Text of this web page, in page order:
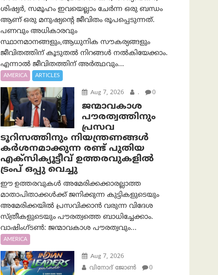
ശിഷ്യർ, സമൂഹം ഇവയെല്ലാം ചേർന്ന ഒരു ബന്ധം
ആണ് ഒരു മനുഷ്യന്റെ ജീവിതം രൂപപ്പെടുന്നത്.
പണവും അധികാരവും
സ്ഥാനമാനങ്ങളും,ആധുനിക സൗകര്യങ്ങളും
ജീവിതത്തിന് കൂടുതൽ നിറങ്ങൾ നൽകിയേക്കാം.
എന്നാൽ ജീവിതത്തിന് അർത്ഥവും...
AMERICA ARTICLES
Aug 7, 2026 . 0
ജന്മാവകാശ
പൗരത്വത്തിനും
പ്രസവ
ടൂറിസത്തിനും നിയന്ത്രണങ്ങൾ
കർശനമാക്കുന്ന രണ്ട് പുതിയ
എക്സിക്യൂട്ടീവ് ഉത്തരവുകളിൽ
ട്രംപ് ഒപ്പു വെച്ചു
ഈ ഉത്തരവുകൾ അമേരിക്കക്കാരല്ലാത്ത
മാതാപിതാക്കൾക്ക് ജനിക്കുന്ന കുട്ടികളുടെയും
അമേരിക്കയിൽ പ്രസവിക്കാൻ വരുന്ന വിദേശ
സ്ത്രീകളുടെയും പൗരത്വത്തെ ബാധിച്ചേക്കാം.
വാഷിംഗ്ടണ്‍: ജന്മാവകാശ പൗരത്വവും...
AMERICA
Aug 7, 2026
വിനോദ് ജോൺ
0